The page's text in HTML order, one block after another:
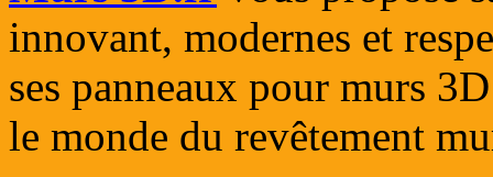
innovant, modernes et
ses panneaux pour murs
le monde du revêtement